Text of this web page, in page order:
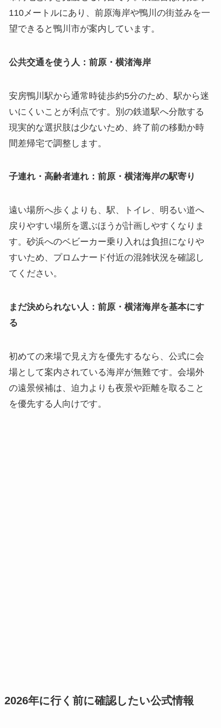
110メートルにあり、前原海岸や鴨川の街並みを一
望できると鴨川市が案内しています。
公共交通を使う人：前原・横渚海岸
安房鴨川駅から通常時徒歩約5分のため、駅から迷
いにくいことが利点です。別の鉄道駅へ分散する
現実的な選択肢は少ないため、終了前の移動か時
間差帰宅で調整します。
子連れ・高齢者連れ：前原・横渚海岸の駅寄り
遠い場所へ歩くよりも、駅、トイレ、明るい道へ
戻りやすい場所を選ぶほうが計画しやすくなりま
す。砂浜へのベビーカー乗り入れは負担になりや
すいため、プロムナード付近の混雑状況を確認し
てください。
まだ決められない人：前原・横渚海岸を基本にす
る
初めての来場で見え方を優先するなら、公式に会
場として案内されている海岸が無難です。会場外
の遠景候補は、迫力よりも夜景や距離を取ること
を優先する人向けです。
2026年に行く前に確認したい公式情報